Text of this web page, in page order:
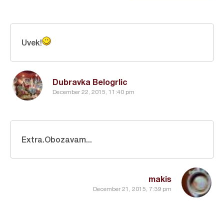
Dubravka Belogrlic
December 22, 2015, 11:40 pm
Uvek!
makis
December 21, 2015, 7:39 pm
Extra.Obozavam...